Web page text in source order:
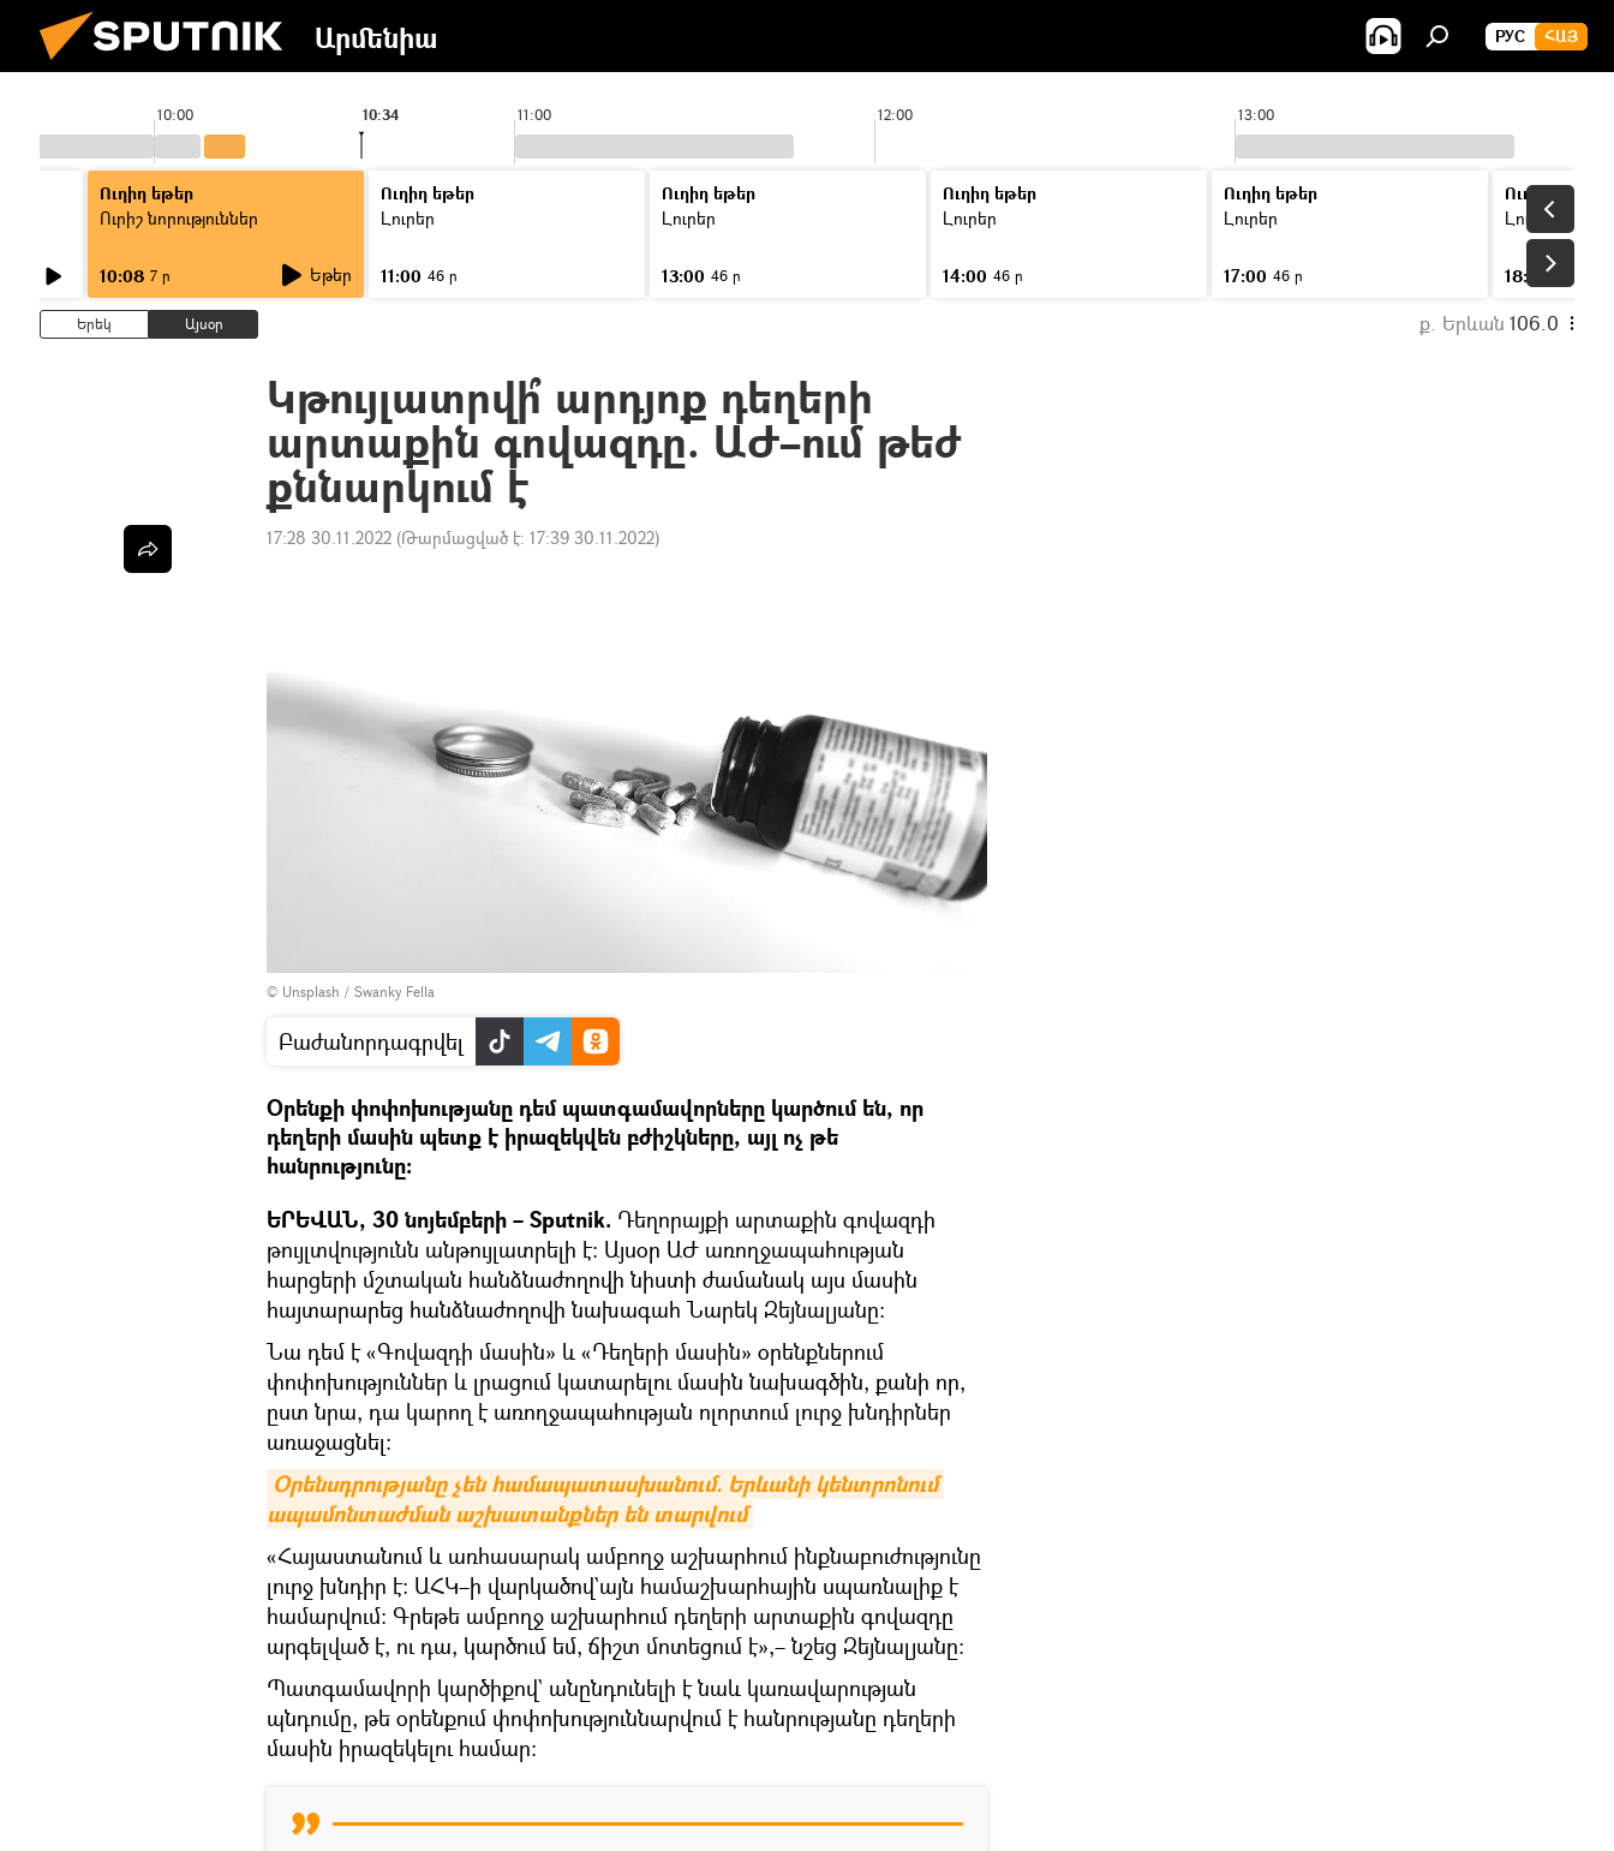
Արմենիա РУС ՀԱՅ
10:00 11:00 12:00 13:00
10:34
Ուղիղ եթեր
Ուրիշ նորություններ
10:08 7 ր Եթեր
Ուղիղ եթեր
Լուրեր
11:00 46 ր
Ուղիղ եթեր
Լուրեր
13:00 46 ր
Ուղիղ եթեր
Լուրեր
14:00 46 ր
Ուղիղ եթեր
Լուրեր
17:00 46 ր
Ուղիղ եթեր
Լուրեր
18:00
Երեկ Այսօր ք. Երևան 106.0
Կթույլատրվի՞ արդյոք դեղերի
արտաքին գովազդը. ԱԺ–ում թեժ
քննարկում է
17:28 30.11.2022 (Թարմացված է: 17:39 30.11.2022)
© Unsplash / Swanky Fella
Բաժանորդագրվել
Օրենքի փոփոխությանը դեմ պատգամավորները կարծում են, որ
դեղերի մասին պետք է իրազեկվեն բժիշկները, այլ ոչ թե
հանրությունը։
ԵՐԵՎԱՆ, 30 նոյեմբերի – Sputnik. Դեղորայքի արտաքին գովազդի
թույլտվությունն անթույլատրելի է։ Այսօր ԱԺ առողջապահության
հարցերի մշտական հանձնաժողովի նիստի ժամանակ այս մասին
հայտարարեց հանձնաժողովի նախագահ Նարեկ Զեյնալյանը։
Նա դեմ է «Գովազդի մասին» և «Դեղերի մասին» օրենքներում
փոփոխություններ և լրացում կատարելու մասին նախագծին, քանի որ,
ըստ նրա, դա կարող է առողջապահության ոլորտում լուրջ խնդիրներ
առաջացնել։
Օրենսդրությանը չեն համապատասխանում. Երևանի կենտրոնում
ապամոնտաժման աշխատանքներ են տարվում
«Հայաստանում և առհասարակ ամբողջ աշխարհում ինքնաբուժությունը
լուրջ խնդիր է։ ԱՀԿ–ի վարկածով`այն համաշխարհային սպառնալիք է
համարվում։ Գրեթե ամբողջ աշխարհում դեղերի արտաքին գովազդը
արգելված է, ու դա, կարծում եմ, ճիշտ մոտեցում է»,– նշեց Զեյնալյանը։
Պատգամավորի կարծիքով` անընդունելի է նաև կառավարության
պնդումը, թե օրենքում փոփոխություննարվում է հանրությանը դեղերի
մասին իրազեկելու համար։